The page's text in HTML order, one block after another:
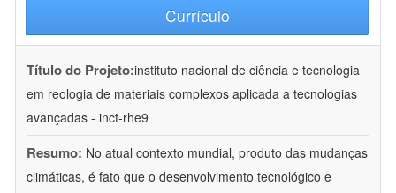
Currículo
Título do Projeto:instituto nacional de ciência e tecnologia
em reologia de materiais complexos aplicada a tecnologias
avançadas - inct-rhe9
Resumo: No atual contexto mundial, produto das mudanças
climáticas, é fato que o desenvolvimento tecnológico e